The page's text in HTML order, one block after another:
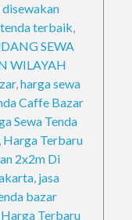
disewakan
terbaik,
SEWA
WILAYAH
,harga sewa
Caffe Bazar
Sewa Tenda
, Harga Terbaru
2x2m Di
, jasa
bazar
Harga Terbaru